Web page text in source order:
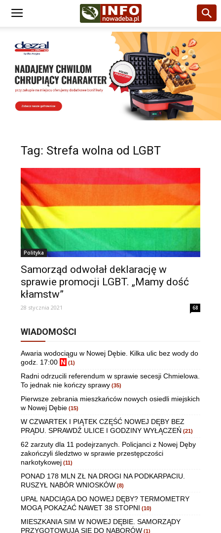
Tag: Strefa wolna od LGBT
Polityka
Samorząd odwołał deklarację w
sprawie promocji LGBT. „Mamy dość
kłamstw”
28 stycznia 2021 68
WIADOMOŚCI
Awaria wodociągu w Nowej Dębie. Kilka ulic bez wody do
godz. 17:00 N (1)
Radni odrzucili referendum w sprawie secesji Chmielowa.
To jednak nie kończy sprawy (35)
Pierwsze zebrania mieszkańców nowych osiedli miejskich
w Nowej Dębie (15)
W CZWARTEK I PIĄTEK CZĘŚĆ NOWEJ DĘBY BEZ
PRĄDU. SPRAWDŹ ULICE I GODZINY WYŁĄCZEŃ (21)
62 zarzuty dla 11 podejrzanych. Policjanci z Nowej Dęby
zakończyli śledztwo w sprawie przestępczości
narkotykowej (11)
PONAD 178 MLN ZŁ NA DROGI NA PODKARPACIU.
RUSZYŁ NABÓR WNIOSKÓW (8)
UPAŁ NADCIĄGA DO NOWEJ DĘBY? TERMOMETRY
MOGĄ POKAZAĆ NAWET 38 STOPNI (10)
MIESZKANIA SIM W NOWEJ DĘBIE. SAMORZĄDY
PRZYGOTOWUJĄ SIĘ DO NABORÓW (1)